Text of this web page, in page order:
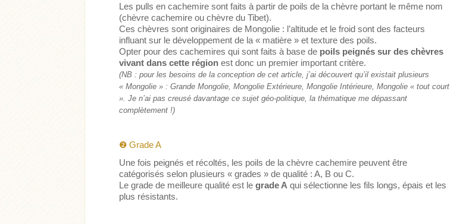
Les pulls en cachemire sont faits à partir de poils de la chèvre portant le même nom
(chèvre cachemire ou chèvre du Tibet).
Ces chèvres sont originaires de Mongolie : l’altitude et le froid sont des facteurs
influant sur le développement de la « matière » et texture des poils.
Opter pour des cachemires qui sont faits à base de poils peignés sur des chèvres
vivant dans cette région est donc un premier important critère.
(NB : pour les besoins de la conception de cet article, j’ai découvert qu’il existait plusieurs
« Mongolie » : Grande Mongolie, Mongolie Extérieure, Mongolie Intérieure, Mongolie « tout court
». Je n’ai pas creusé davantage ce sujet géo-politique, la thématique me dépassant
complètement !)
❷ Grade A
Une fois peignés et récoltés, les poils de la chèvre cachemire peuvent être
catégorisés selon plusieurs « grades » de qualité : A, B ou C.
Le grade de meilleure qualité est legrade A qui sélectionne les fils longs, épais et les
plus résistants.
Acheter Lire l'article